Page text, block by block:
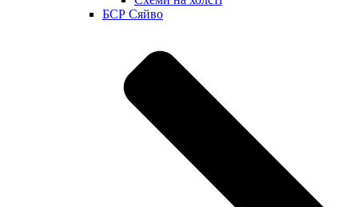
БСР Сяйво